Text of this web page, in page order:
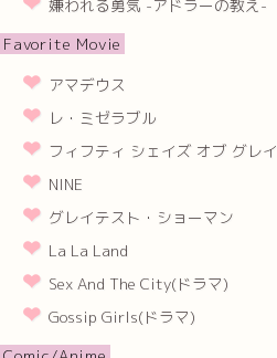
嫌われる勇気 -アドラーの教え-
Favorite Movie
アマデウス
レ・ミゼラブル
フィフティ シェイズ オブ グレイ
NINE
グレイテスト・ショーマン
La La Land
Sex And The City(ドラマ)
Gossip Girls(ドラマ)